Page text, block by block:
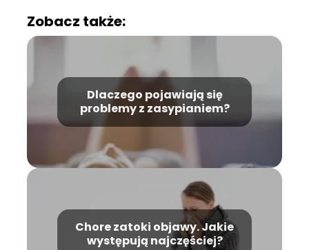
Zobacz także:
Dlaczego pojawiają się
problemy z zasypianiem?
Chore zatoki objawy. Jakie
występują najczęściej?